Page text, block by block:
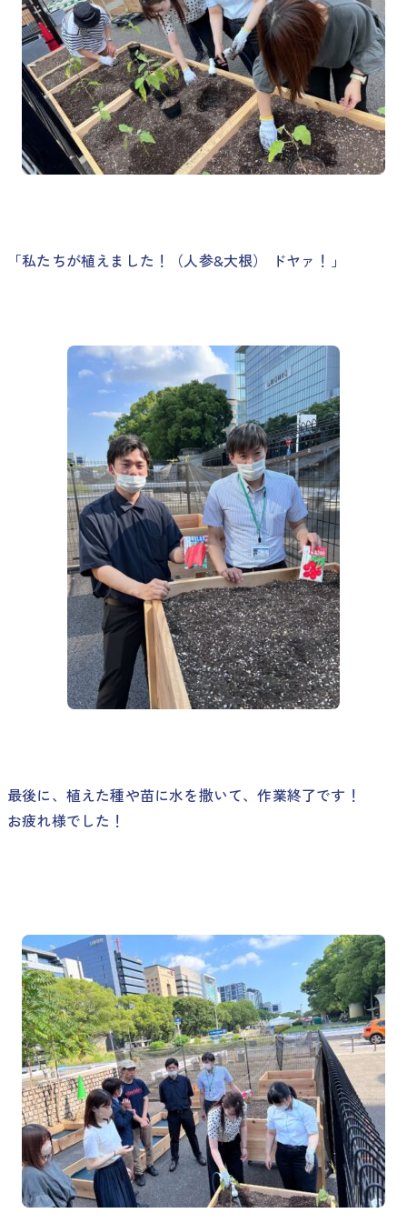
「私たちが植えました！（人参&大根） ドヤァ！」
最後に、植えた種や苗に水を撒いて、作業終了です！
お疲れ様でした！